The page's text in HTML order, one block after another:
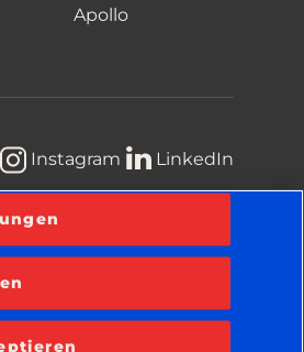
Apollo
Instagram LinkedIn